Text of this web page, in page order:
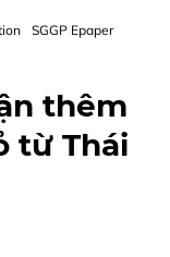
SGGP Epaper
thêm
từ Thái